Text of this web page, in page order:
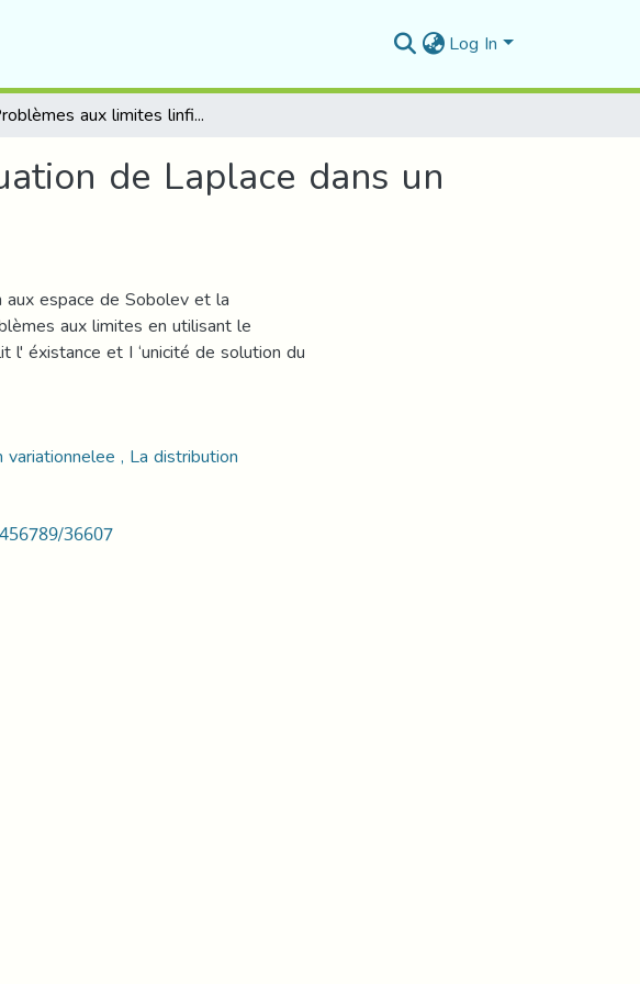
Log In
Problèmes aux limites linfiaires pour l'équation de Laplace dans un domaine régulier
de Laplace dans un
espace de Sobolev et la
aux limites en utilisant le
éxistance et I ‘unicité de solution du
, La distribution
36607